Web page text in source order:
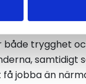
både trygghet
samtidigt
jobba än